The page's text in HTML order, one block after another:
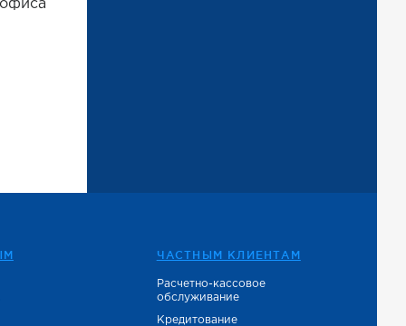
ЧАСТНЫМ КЛИЕНТАМ
Расчетно-кассовое
обслуживание
Кредитование